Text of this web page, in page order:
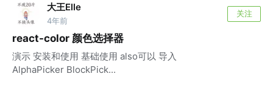
大王Elle
4年前
关注
react-color 颜色选择器
演示 安装和使用 基础使用 also可以 导入
AlphaPicker BlockPick...